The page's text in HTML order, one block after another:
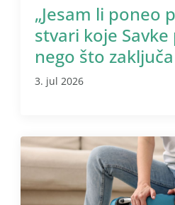
„Jesam li poneo
stvari koje Savke
nego što
3. jul 2026